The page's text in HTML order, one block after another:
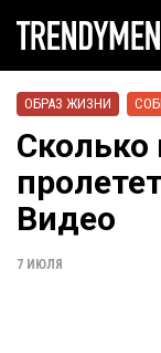
ОБРАЗ ЖИЗНИ
Видео
7 ИЮЛЯ